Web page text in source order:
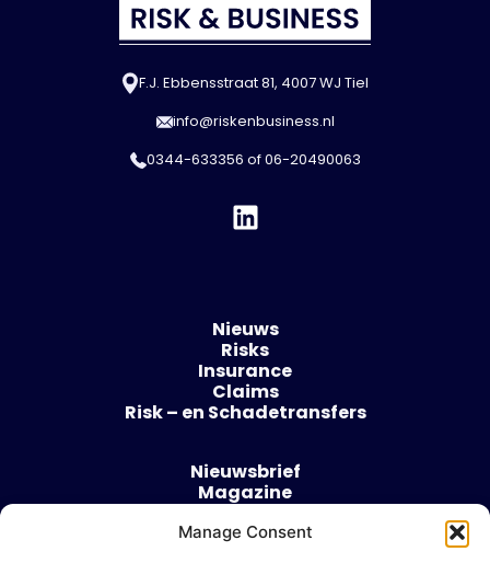
Manage Consent
F.J. Ebbensstraat 81, 4007 WJ Tiel
info@riskenbusiness.nl
0344-633356 of06-20490063
Nieuws
Risks
Insurance
Claims
Risk – en Schadetransfers
Nieuwsbrief
Magazine
Evenementen
Over